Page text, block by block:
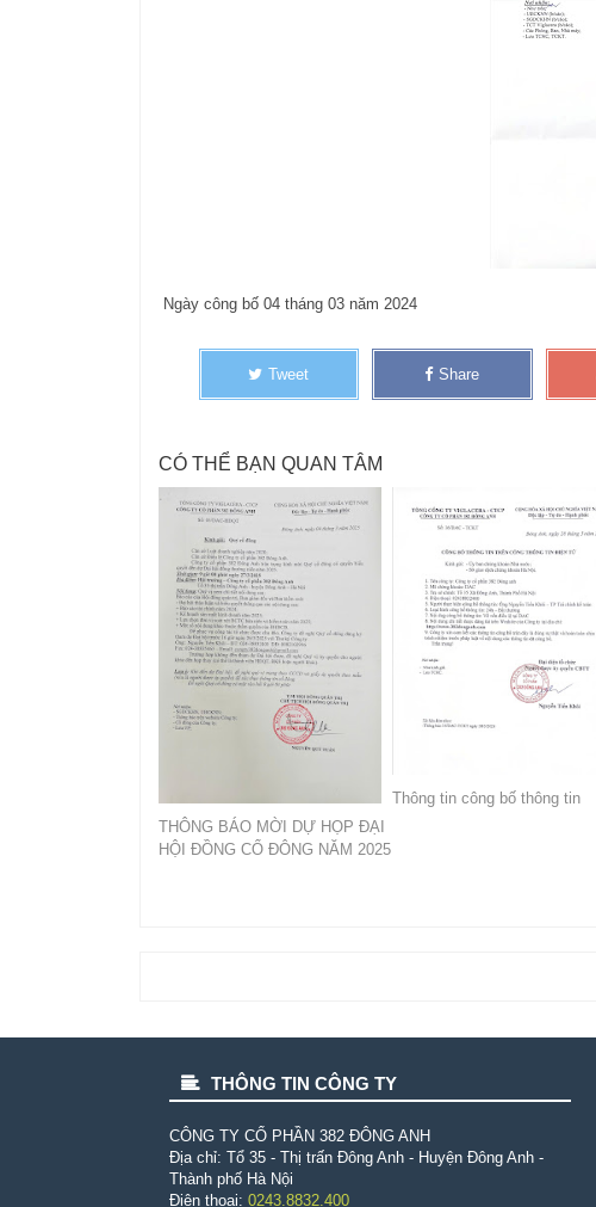
Ngày công bố 04 tháng 03 năm 2024
Tweet Share
CÓ THỂ BẠN QUAN TÂM
THÔNG BÁO MỜI DỰ HỌP ĐẠI
HỘI ĐỒNG CỔ ĐÔNG NĂM 2025
Thông tin công bố thông tin
THÔNG TIN CÔNG TY
CÔNG TY CỔ PHẦN 382 ÐÔNG ANH
Địa chỉ: Tổ 35 - Thị trấn Đông Anh - Huyện Đông Anh -
Thành phố Hà Nội
Điện thoại: 0243.8832.400